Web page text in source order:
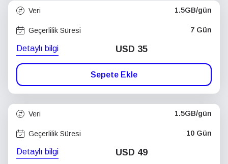
Veri 1.5GB/gün
Geçerlilik Süresi 7 Gün
Detaylı bilgi USD 35
Sepete Ekle
Veri 1.5GB/gün
Geçerlilik Süresi 10 Gün
Detaylı bilgi USD 49